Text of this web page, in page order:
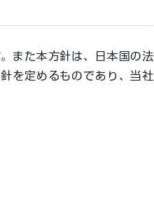
また本方針は、日本国の法
を定めるものであり、当社